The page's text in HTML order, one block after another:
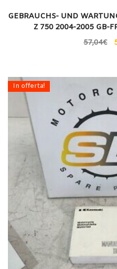
GEBRAUCHS- UND
Z 750 2004-2005 GB-
57,04€
In offerta!